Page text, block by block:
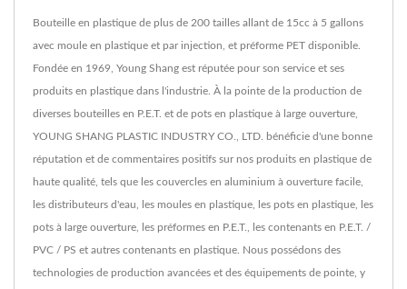
Bouteille en plastique de plus de 200 tailles allant de 15cc à 5 gallons
avec moule en plastique et par injection, et préforme PET disponible.
Fondée en 1969, Young Shang est réputée pour son service et ses
produits en plastique dans l'industrie. À la pointe de la production de
diverses bouteilles en P.E.T. et de pots en plastique à large ouverture,
YOUNG SHANG PLASTIC INDUSTRY CO., LTD. bénéficie d'une bonne
réputation et de commentaires positifs sur nos produits en plastique de
haute qualité, tels que les couvercles en aluminium à ouverture facile,
les distributeurs d'eau, les moules en plastique, les pots en plastique, les
pots à large ouverture, les préformes en P.E.T., les contenants en P.E.T. /
PVC / PS et autres contenants en plastique. Nous possédons des
technologies de production avancées et des équipements de pointe, y